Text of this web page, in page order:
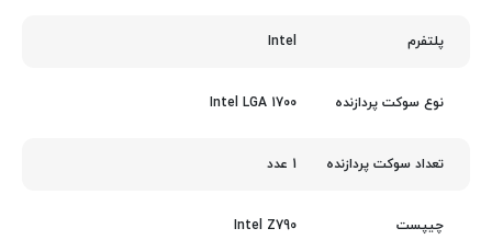
پلتفرم Intel
نوع سوکت پردازنده Intel LGA 1700
تعداد سوکت پردازنده 1 عدد
چیپست Intel Z790